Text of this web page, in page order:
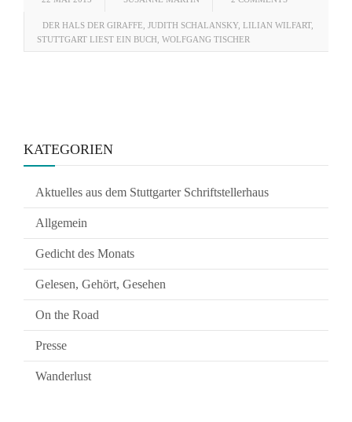
DER HALS DER GIRAFFE JUDITH SCHALANSKY, LILIAN WILFART,
STUTTGART LIEST EIN BUCH WOLFGANG TISCHER
KATEGORIEN
Aktuelles aus dem Stuttgarter Schriftstellerhaus
Allgemein
Gedicht des Monats
Gelesen, Gehört, Gesehen
On the Road
Presse
Wanderlust